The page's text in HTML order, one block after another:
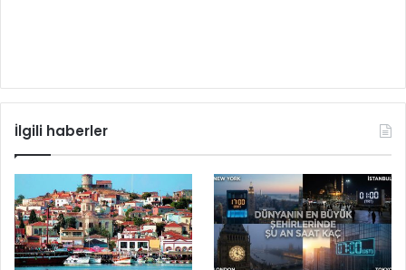
İlgili haberler